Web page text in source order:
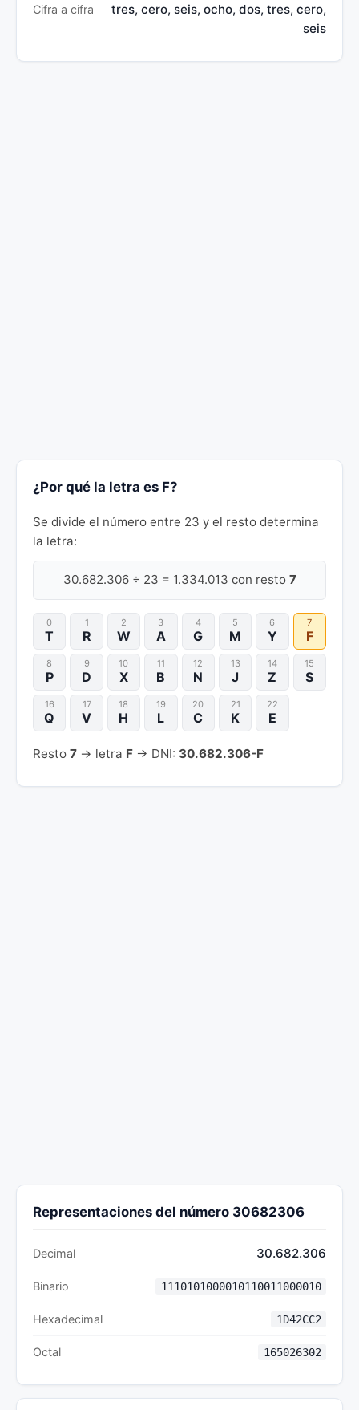
Cifra a cifra
tres, cero, seis, ocho, dos, tres, cero,
seis
¿Por qué la letra es F?
Se divide el número entre 23 y el resto determina
la letra:
30.682.306 ÷ 23 = 1.334.013 con resto 7
0
T
1
R
2
W
3
A
4
G
5
M
6
Y
7
F
8
P
9
D
10
X
11
B
12
N
13
J
14
Z
15
S
16
Q
17
V
18
H
19
L
20
C
21
K
22
E
Resto 7 → letra F → DNI: 30.682.306-F
Representaciones del número 30682306
Decimal 30.682.306
Binario 1110101000010110011000010
Hexadecimal 1D42CC2
Octal 165026302